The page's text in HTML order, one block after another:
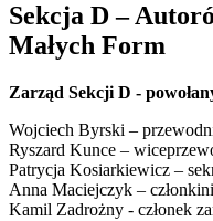
Sekcja D –
Małych Form
Zarząd Sekcji D -
Wojciech Byrski –
Ryszard Kunce –
Patrycja Kosiarkiewicz –
Anna Maciejczyk –
Kamil Zadrożny - członek